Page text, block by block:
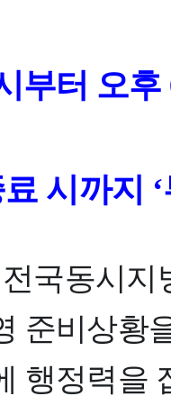
부터 오후
시까지 ‘
국동시
준비상황
행정력을